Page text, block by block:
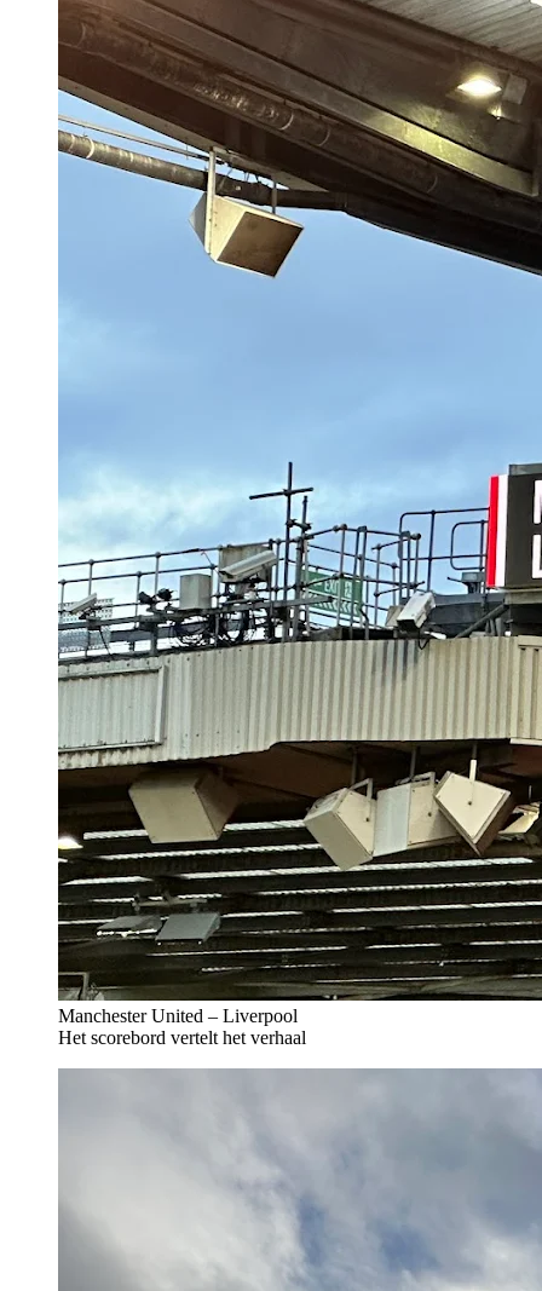
Manchester United – Liverpool
Het scorebord vertelt het verhaal